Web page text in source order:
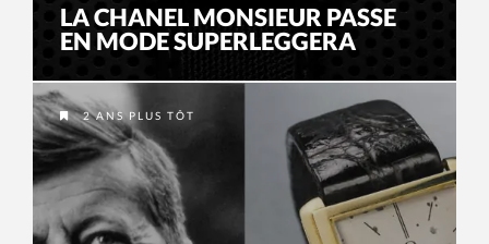
LA CHANEL MONSIEUR PASSE
EN MODE SUPERLEGGERA
2 ANS PLUS TÔT